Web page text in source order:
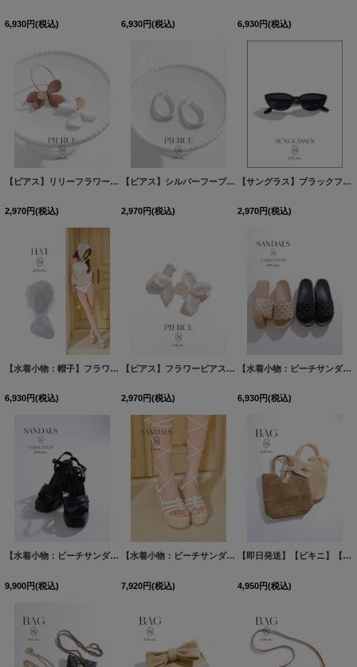
6,930円(税込) 6,930円(税込) 6,930円(税込)
【ピアス】リリーフラワーピアス【Fサイズ/2カラー】 [MG-PI400]
2,970円(税込)
【ピアス】シルバーフープピアス【Fサイズ/1カラー】 [
2,970円(税込)
【サングラス】ブラックフレームサングラス
2,970円(税込)
【水着小物：帽子】フラワーレースバンダナ [MG-H015]
6,930円(税込)
【ピアス】フラワーピアス【Fサイズ/1カラー】 [MG-PI403
2,970円(税込)
【水着小物：ビーチサンダル】キルティング厚底サンダル【2カラー】
6,930円(税込)
【水着小物：ビーチサンダル】クロスストラップサンダル【1カラー】[FB01] [MG-
9,900円(税込)
【水着小物：ビーチサンダル】レースアップウェッジサンダル【1カラー】[FB01]
7,920円(税込)
【即日発送】【ビキニ】【水着小物：ビーチバッグ】レースリボン付きカゴバッグ【2カラー】[FB01]
4,950円(税込)